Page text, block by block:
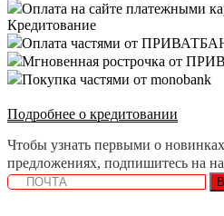
Оплата на сайте платежными
Кредитование
Оплата частями от
Мгновенная рострочка от
Покупка частями от monobank
Подробнее о кредитовании
Чтобы узнать первыми о
предложениях, подпишитесь на